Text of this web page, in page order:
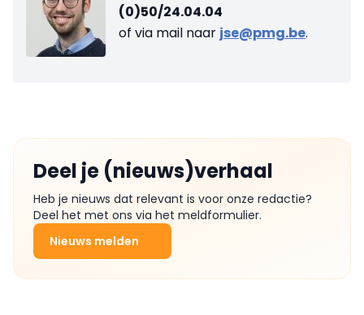
(0)50/24.04.04
of via mail naar jse@pmg.be.
Deel je (nieuws)verhaal
Heb je nieuws dat relevant is voor onze redactie?
Deel het met ons via het meldformulier.
Nieuws melden